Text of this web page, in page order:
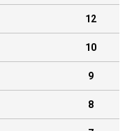
12
10
9
8